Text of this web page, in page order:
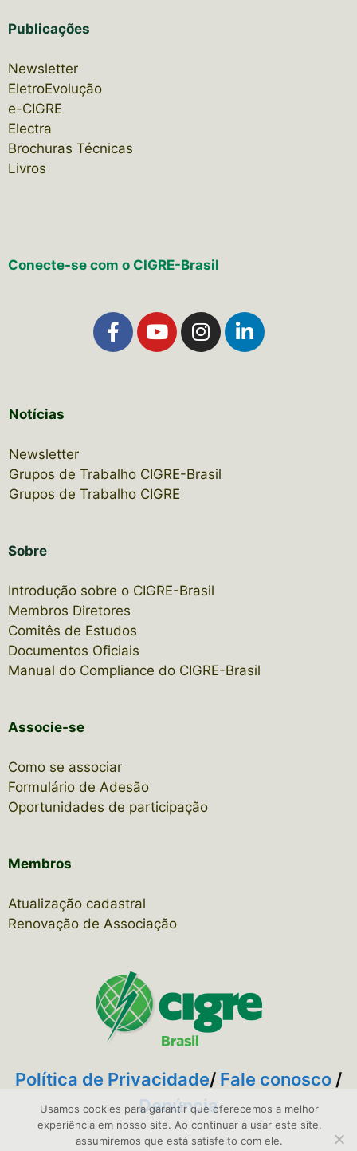
Publicações
Newsletter
EletroEvolução
e-CIGRE
Electra
Brochuras Técnicas
Livros
Conecte-se com o CIGRE-Brasil
Notícias
Newsletter
Grupos de Trabalho CIGRE-Brasil
Grupos de Trabalho CIGRE
Sobre
Introdução sobre o CIGRE-Brasil
Membros Diretores
Comitês de Estudos
Documentos Oficiais
Manual do Compliance do CIGRE-Brasil
Associe-se
Como se associar
Formulário de Adesão
Oportunidades de participação
Membros
Atualização cadastral
Renovação de Associação
Política de Privacidade/ Fale conosco /
Denúncia
Usamos cookies para garantir que oferecemos a melhor
experiência em nosso site. Ao continuar a usar este site,
assumiremos que está satisfeito com ele.